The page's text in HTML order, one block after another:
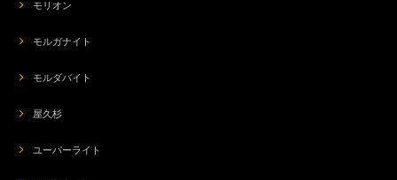
モリオン
モルガナイト
モルダバイト
屋久杉
ユーパーライト